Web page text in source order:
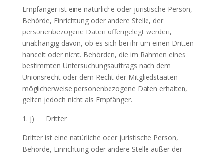
Empfänger ist eine natürliche oder juristische Person,
Behörde, Einrichtung oder andere Stelle, der
personenbezogene Daten offengelegt werden,
unabhängig davon, ob es sich bei ihr um einen Dritten
handelt oder nicht. Behörden, die im Rahmen eines
bestimmten Untersuchungsauftrags nach dem
Unionsrecht oder dem Recht der Mitgliedstaaten
möglicherweise personenbezogene Daten erhalten,
gelten jedoch nicht als Empfänger.
j) Dritter
Dritter ist eine natürliche oder juristische Person,
Behörde, Einrichtung oder andere Stelle außer der